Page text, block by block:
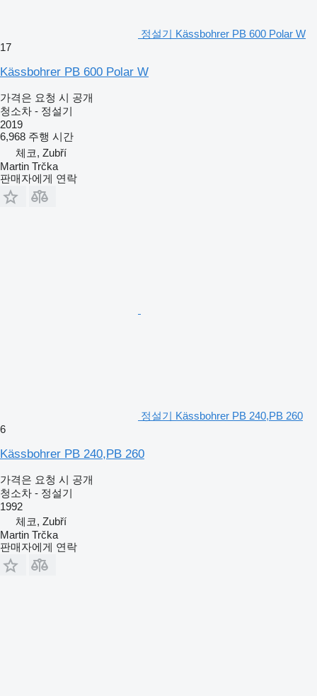
정설기 Kässbohrer PB 600 Polar W
17
Kässbohrer PB 600 Polar W
가격은 요청 시 공개
청소차 - 정설기
2019
6,968 주행 시간
체코, Zubří
Martin Trčka
판매자에게 연락
정설기 Kässbohrer PB 240,PB 260
6
Kässbohrer PB 240,PB 260
가격은 요청 시 공개
청소차 - 정설기
1992
체코, Zubří
Martin Trčka
판매자에게 연락